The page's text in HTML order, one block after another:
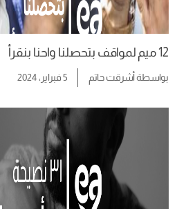
12 ميم لمواقف بتحصلنا واحنا بنقرأ
بواسطةأشرقت حاتم 5 فبراير، 2024